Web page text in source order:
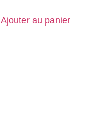
Ajouter au panier